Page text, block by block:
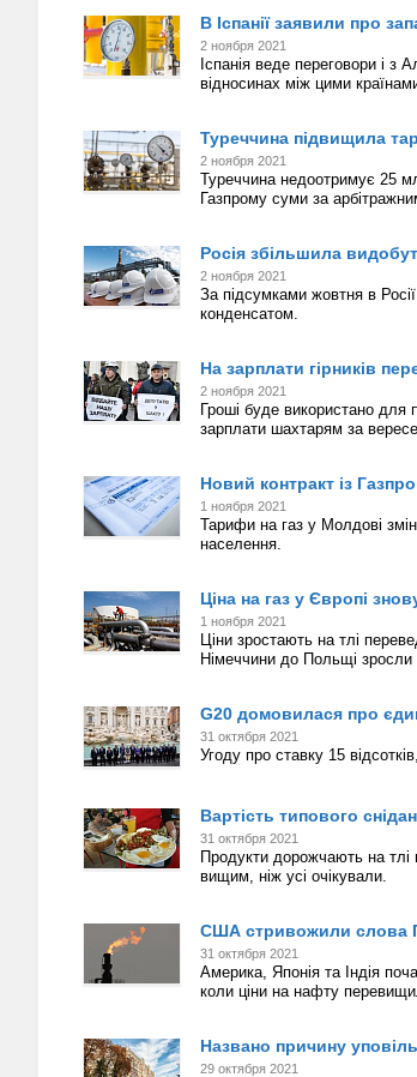
В Іспанії заявили про
2 ноября 2021
Іспанія веде переговори і
відносинах між цими
Туреччина підвищила
2 ноября 2021
Туреччина недоотримує 25
Газпрому суми за
Росія збільшила
2 ноября 2021
За підсумками жовтня в
конденсатом.
На зарплати гірників
2 ноября 2021
Гроші буде використано для
зарплати шахтарям за
Новий контракт із
1 ноября 2021
Тарифи на газ у Молдові
населення.
Ціна на газ у Європі
1 ноября 2021
Ціни зростають на тлі
Німеччини до Польщі зросли
G20 домовилася про
31 октября 2021
Угоду про ставку 15
Вартість типового
31 октября 2021
Продукти дорожчають на тлі
вищим, ніж усі очікували.
США стривожили слова
31 октября 2021
Америка, Японія та Індія
коли ціни на нафту
Названо причину
29 октября 2021